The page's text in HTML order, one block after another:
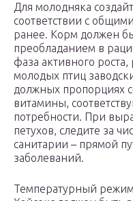
Для молодняка
соответствии с
ранее. Корм должен
преобладанием в
фаза активного
молодых птиц
должных пропорциях
витамины,
потребности. При
петухов, следите за
санитарии – прямой
заболеваний.
Температурный